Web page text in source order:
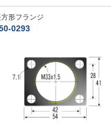
形フランジ
0293